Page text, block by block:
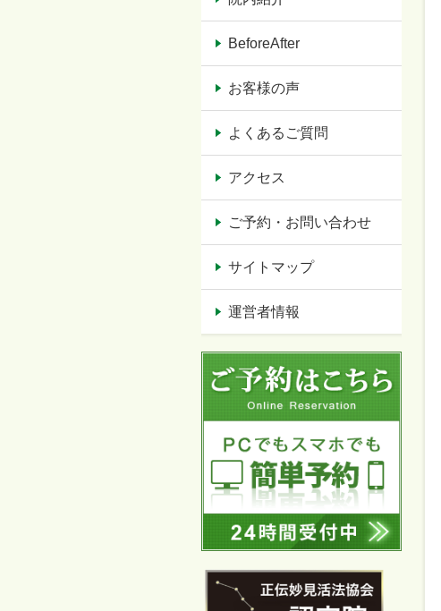
BeforeAfter
お客様の声
よくあるご質問
アクセス
ご予約・お問い合わせ
サイトマップ
運営者情報